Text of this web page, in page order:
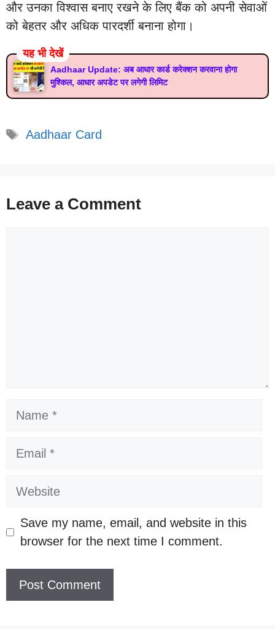
और उनका विश्वास बनाए रखने के लिए बैंक को अपनी सेवाओं
को बेहतर और अधिक पारदर्शी बनाना होगा।
यह भी देखें
Aadhaar Update: अब आधार कार्ड करेक्शन करवाना होगा
मुश्किल, आधार अपडेट पर लगेगी लिमिट
Tags
Aadhaar Card
Leave a Comment
Name
Email
Website
Save my name, email, and website in this
browser for the next time I comment.